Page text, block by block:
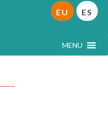
MENU
EU ES